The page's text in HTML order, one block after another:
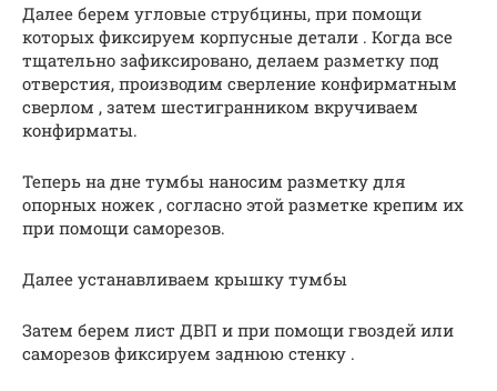
Далее берем угловые струбцины, при помощи
которых фиксируем корпусные детали . Когда все
тщательно зафиксировано, делаем разметку под
отверстия, производим сверление конфирматным
сверлом , затем шестигранником вкручиваем
конфирматы.
Теперь на дне тумбы наносим разметку для
опорных ножек , согласно этой разметке крепим их
при помощи саморезов.
Далее устанавливаем крышку тумбы
Затем берем лист ДВП и при помощи гвоздей или
саморезов фиксируем заднюю стенку .